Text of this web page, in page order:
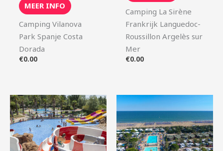
MEER INFO
Camping Vilanova
Park Spanje Costa
Dorada
€0.00
Camping La Sirène
Frankrijk Languedoc-
Roussillon Argelès sur
Mer
€0.00